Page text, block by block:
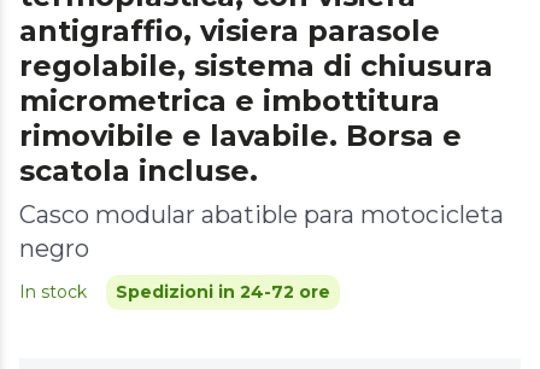
antigraffio, visiera parasole
regolabile, sistema di chiusura
micrometrica e imbottitura
rimovibile e lavabile. Borsa e
scatola incluse.
Casco modular abatible para motocicleta
negro
In stock Spedizioni in 24-72 ore